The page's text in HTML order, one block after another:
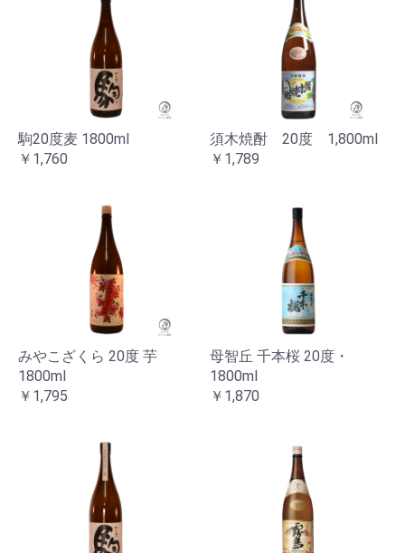
駒20度麦 1800ml
￥1,760
須木焼酎 20度 1,800ml
￥1,789
みやこざくら 20度 芋
1800ml
￥1,795
母智丘 千本桜 20度・
1800ml
￥1,870
お買い物を続ける カートへ進む